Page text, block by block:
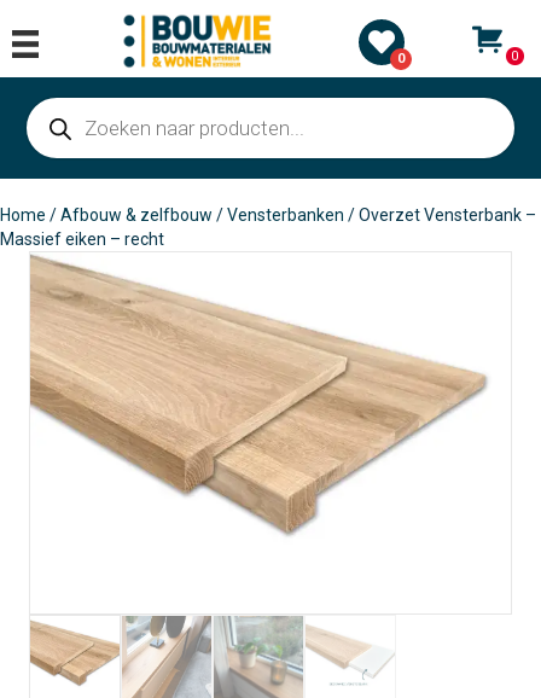
0 0
Producten
zoeken
Home /Afbouw & zelfbouw /Vensterbanken / Overzet Vensterbank –
Massief eiken – recht